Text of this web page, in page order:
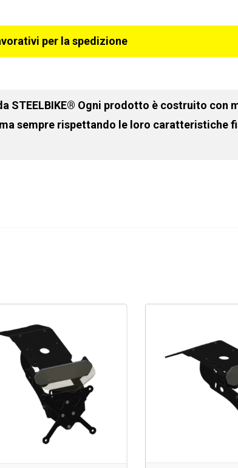
per la spedizione
STEELBIKE® Ogni prodotto è costruito con
sempre rispettando le loro caratteristiche